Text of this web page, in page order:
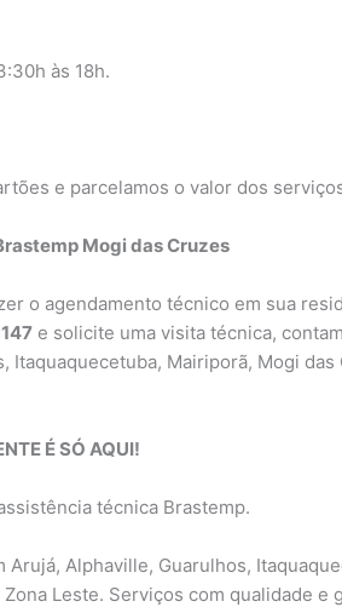
às 18h.
e parcelamos o valor dos
Mogi das Cruzes
o agendamento técnico em sua
e solicite uma visita técnica,
Itaquaquecetuba, Mairiporã, Mogi das
É SÓ AQUI!
técnica Brastemp.
Arujá, Alphaville, Guarulhos,
Leste. Serviços com qualidade e